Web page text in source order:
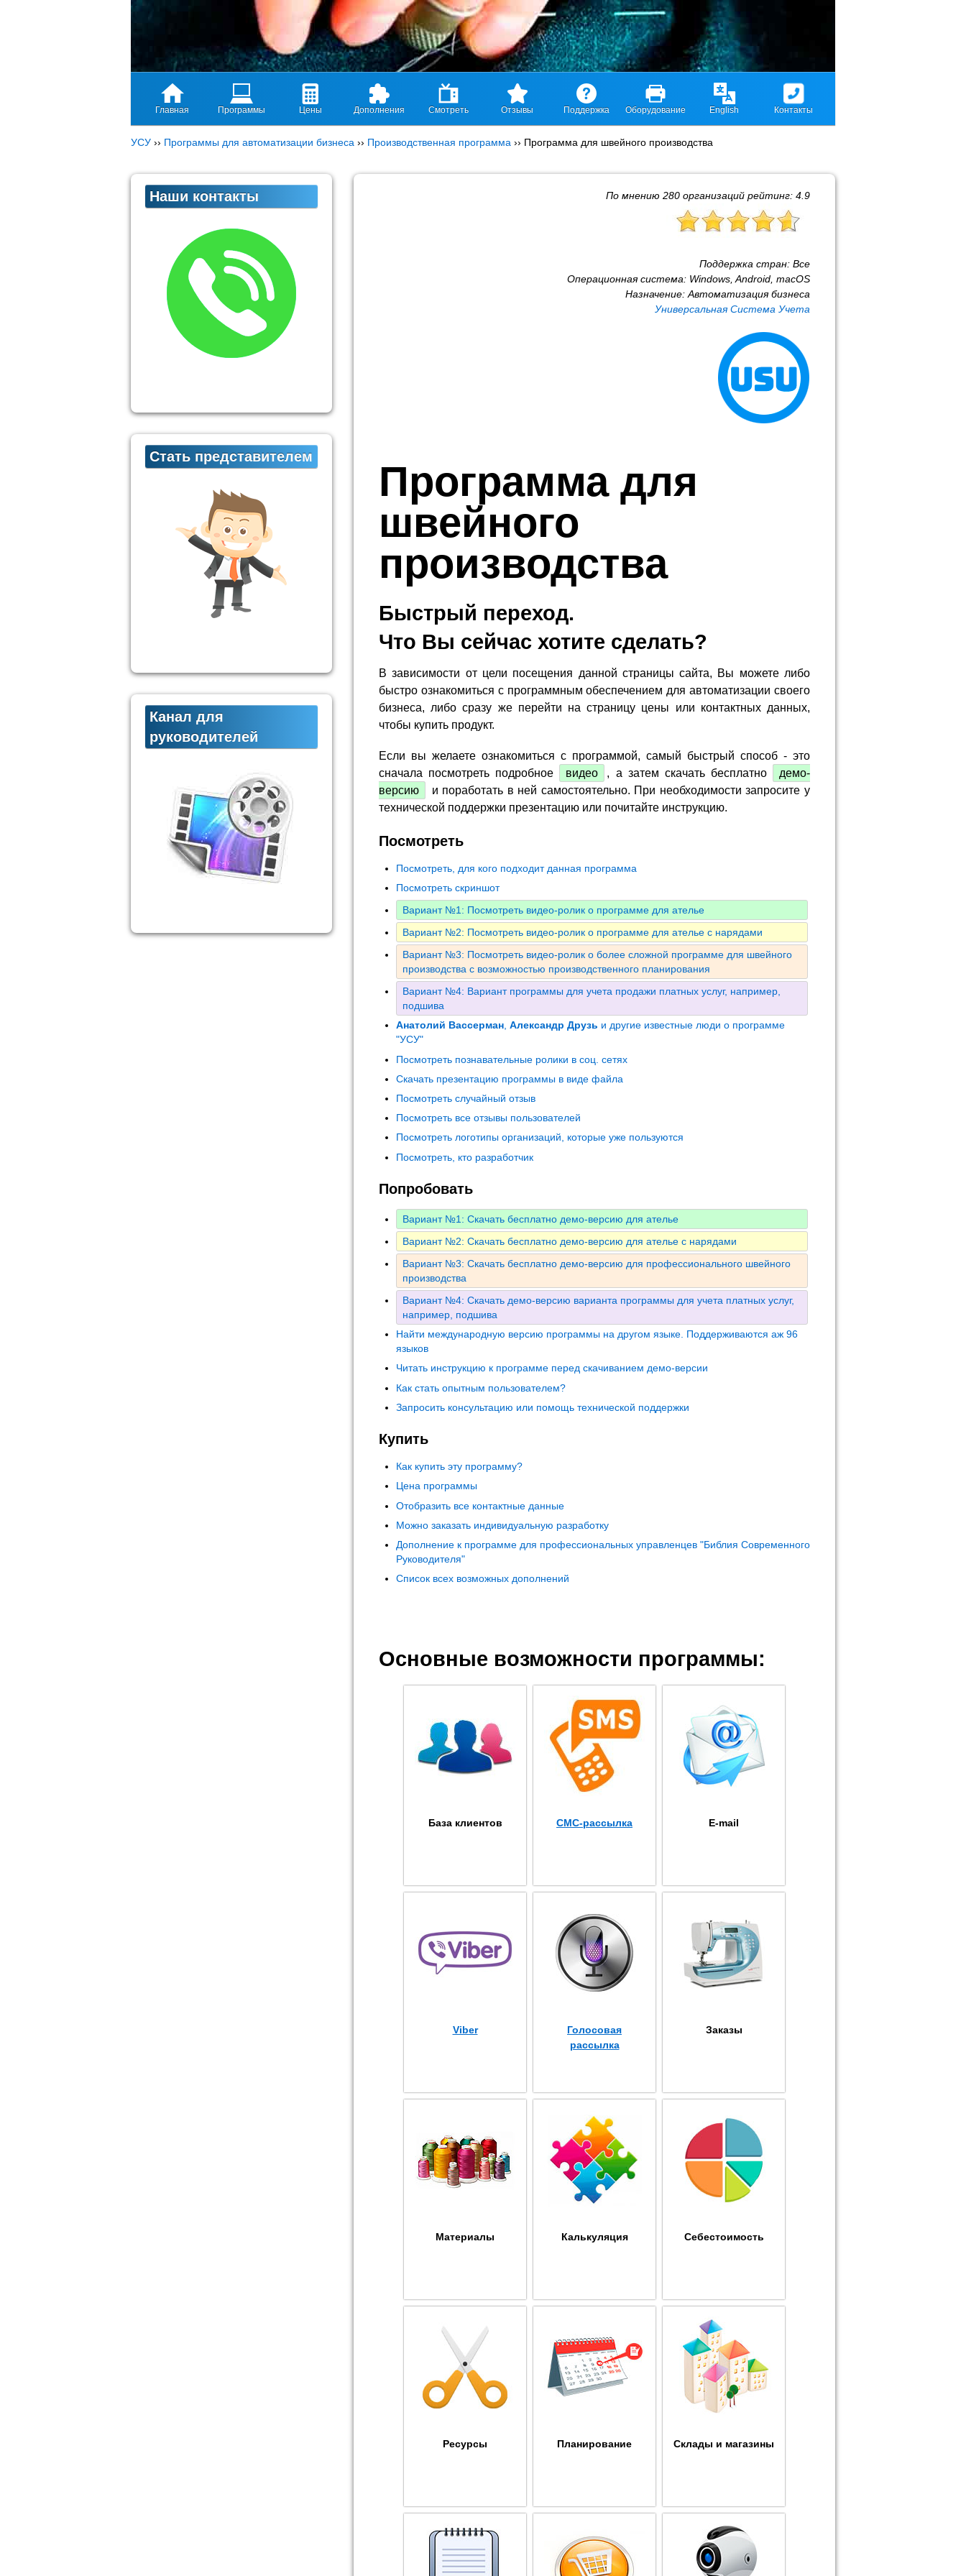
Главная Программы Цены Дополнения Смотреть Отзывы Поддержка Оборудование English Контакты
УСУ ›› Программы для автоматизации бизнеса ›› Производственная программа ›› Программа для швейного производства
По мнению 280 организаций рейтинг: 4.9
Поддержка стран: Все
Операционная система: Windows, Android, macOS
Назначение: Автоматизация бизнеса
Универсальная Система Учета
Программа для
швейного
производства
Быстрый переход.
Что Вы сейчас хотите сделать?
В зависимости от цели посещения данной страницы сайта, Вы можете либо
быстро ознакомиться с программным обеспечением для автоматизации своего
бизнеса, либо сразу же перейти на страницу цены или контактных данных,
чтобы купить продукт.
Если вы желаете ознакомиться с программой, самый быстрый способ - это
сначала посмотреть подробное
видео , а затем скачать бесплатно
демо-
версию
и поработать в ней самостоятельно. При необходимости запросите у
технической поддержки презентацию или почитайте инструкцию.
Посмотреть
Посмотреть, для кого подходит данная программа
Посмотреть скриншот
Вариант №1: Посмотреть видео-ролик о программе для ателье
Вариант №2: Посмотреть видео-ролик о программе для ателье с нарядами
Вариант №3: Посмотреть видео-ролик о более сложной программе для швейного
производства с возможностью производственного планирования
Вариант №4: Вариант программы для учета продажи платных услуг, например,
подшива
Анатолий Вассерман, Александр Друзь и другие известные люди о программе
"УСУ"
Посмотреть познавательные ролики в соц. сетях
Скачать презентацию программы в виде файла
Посмотреть случайный отзыв
Посмотреть все отзывы пользователей
Посмотреть логотипы организаций, которые уже пользуются
Посмотреть, кто разработчик
Попробовать
Вариант №1: Скачать бесплатно демо-версию для ателье
Вариант №2: Скачать бесплатно демо-версию для ателье с нарядами
Вариант №3: Скачать бесплатно демо-версию для профессионального швейного
производства
Вариант №4: Скачать демо-версию варианта программы для учета платных услуг,
например, подшива
Найти международную версию программы на другом языке. Поддерживаются аж 96
языков
Читать инструкцию к программе перед скачиванием демо-версии
Как стать опытным пользователем?
Запросить консультацию или помощь технической поддержки
Купить
Как купить эту программу?
Цена программы
Отобразить все контактные данные
Можно заказать индивидуальную разработку
Дополнение к программе для профессиональных управленцев "Библия Современного
Руководителя"
Список всех возможных дополнений
Основные возможности программы:
База клиентов СМС-рассылка E-mail
Viber
Голосовая
рассылка
Заказы
Материалы Калькуляция Себестоимость
Ресурсы Планирование Склады и магазины
Наши контакты
Стать представителем
Канал для
руководителей